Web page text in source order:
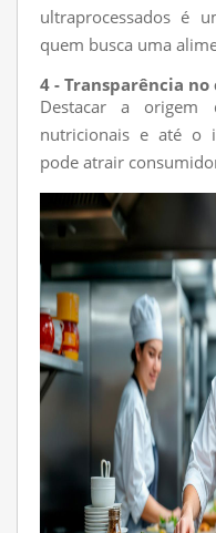
ultraprocessados é
quem busca uma
4 - Transparência
Destacar a origem
nutricionais e até o
pode atrair